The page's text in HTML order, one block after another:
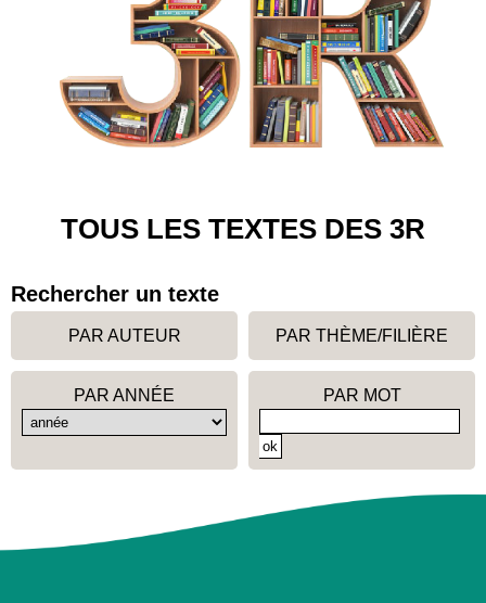
TOUS LES TEXTES DES 3R
Rechercher un texte
PAR AUTEUR PAR THÈME/FILIÈRE
PAR ANNÉE PAR MOT